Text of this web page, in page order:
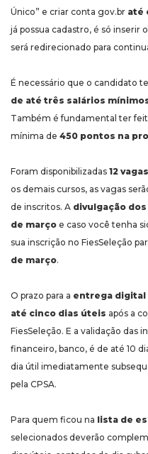
Único” e criar conta gov.br até
já possua cadastro, é só inserir
será redirecionado para
É necessário que o candidato
de até três salários
Também é fundamental ter
mínima de 450 pontos na
Foram disponibilizadas 12
os demais cursos, as vagas
de inscritos. A divulgação
de março e caso você tenha
sua inscrição no FiesSeleção
de março.
O prazo para a entrega digital
até cinco dias úteis após a
FiesSeleção. E a validação
financeiro, banco, é de até 10
dia útil imediatamente
pela CPSA.
Para quem ficou na lista de
selecionados deverão